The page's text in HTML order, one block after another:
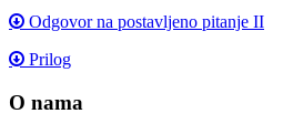
Odgovor na postavljeno pitanje II
Prilog
O nama